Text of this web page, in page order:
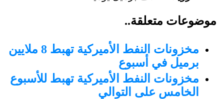
موضوعات متعلقة..
مخزونات النفط الأميركية تهبط 8 ملايين
برميل في أسبوع
مخزونات النفط الأميركية تهبط للأسبوع
الخامس على التوالي